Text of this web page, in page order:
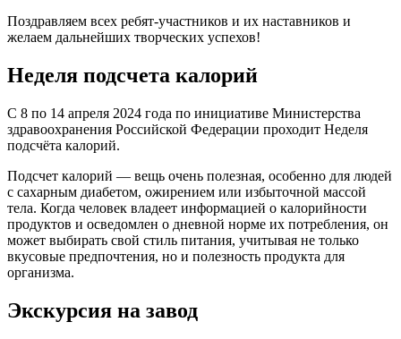
Поздравляем всех ребят-участников и их наставников и
желаем дальнейших творческих успехов!
Неделя подсчета калорий
С 8 по 14 апреля 2024 года по инициативе Министерства
здравоохранения Российской Федерации проходит Неделя
подсчёта калорий.
Подсчет калорий — вещь очень полезная, особенно для людей
с сахарным диабетом, ожирением или избыточной массой
тела. Когда человек владеет информацией о калорийности
продуктов и осведомлен о дневной норме их потребления, он
может выбирать свой стиль питания, учитывая не только
вкусовые предпочтения, но и полезность продукта для
организма.
Экскурсия на завод